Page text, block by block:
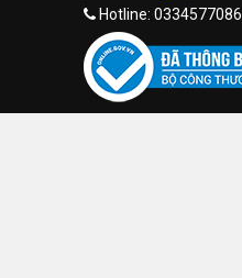
Hotline: 0334577086